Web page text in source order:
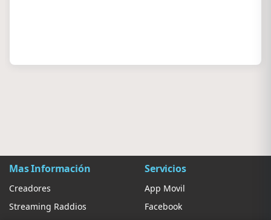
Mas Información
Creadores
Streaming Raddios
Servicios
App Movil
Facebook